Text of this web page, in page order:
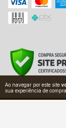
Ao navegar por este site
sua experiência de compra.